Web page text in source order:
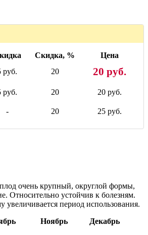
Скидка, %
Цена
руб. 20 20 руб.
руб. 20 20 руб.
- 20 25 руб.
очень крупный, округлой формы,
Относительно устойчив к болезням.
увеличивается период использования.
Ноябрь
Декабрь